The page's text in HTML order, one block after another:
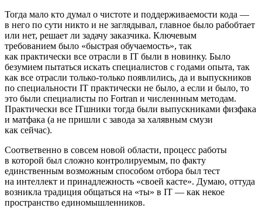
Тогда мало кто думал о чистоте и поддерживаемости кода —
в него по сути никто и не заглядывал, главное было рабобтает
или нет, решает ли задачу заказчика. Ключевым
требованием было «быстрая обучаемость», так
как практически все отрасли в IT были в новинку. Было
безумием пытаться искать специалистов с годами опыта, так
как все отрасли только‑только появлились, да и выпускников
по специальности IT практически не было, а если и было, то
это были специалисты по Fortran и численнным методам.
Практически все ITшники тогда были выпускниками физфака
и матфака (а не пришли с завода за халявным смузи
как сейчас).
Соответвенно в совсем новой области, процесс работы
в которой был сложно контролируемым, по факту
единственным возможным способом отбора был тест
на интеллект и принадлежность «своей касте». Думаю, оттуда
возникла традиция общаться на «ты» в IT — как некое
пространство единомышленников.